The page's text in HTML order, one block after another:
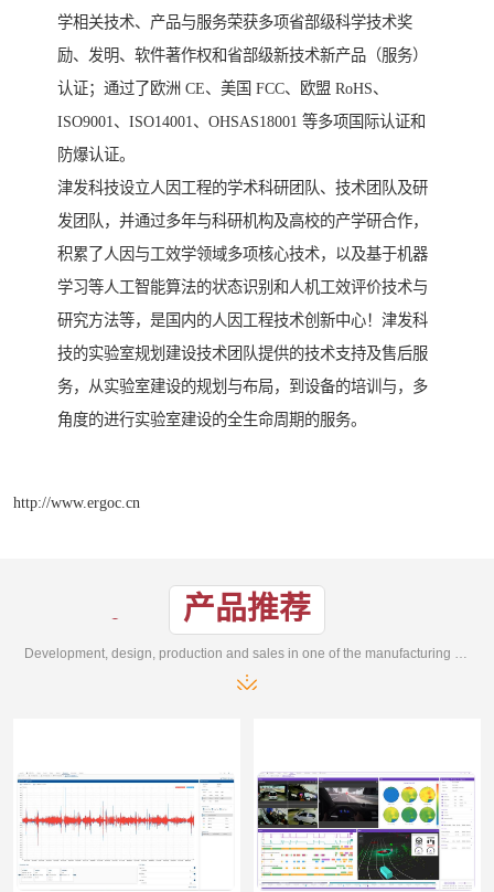
学相关技术、产品与服务荣获多项省部级科学技术奖
励、发明、软件著作权和省部级新技术新产品（服务）
认证；通过了欧洲 CE、美国 FCC、欧盟 RoHS、
ISO9001、ISO14001、OHSAS18001 等多项国际认证和
防爆认证。
津发科技设立人因工程的学术科研团队、技术团队及研
发团队，并通过多年与科研机构及高校的产学研合作，
积累了人因与工效学领域多项核心技术，以及基于机器
学习等人工智能算法的状态识别和人机工效评价技术与
研究方法等，是国内的人因工程技术创新中心！津发科
技的实验室规划建设技术团队提供的技术支持及售后服
务，从实验室建设的规划与布局，到设备的培训与，多
角度的进行实验室建设的全生命周期的服务。
http://www.ergoc.cn
产品推荐
Development, design, production and sales in one of the manufacturing enterprises